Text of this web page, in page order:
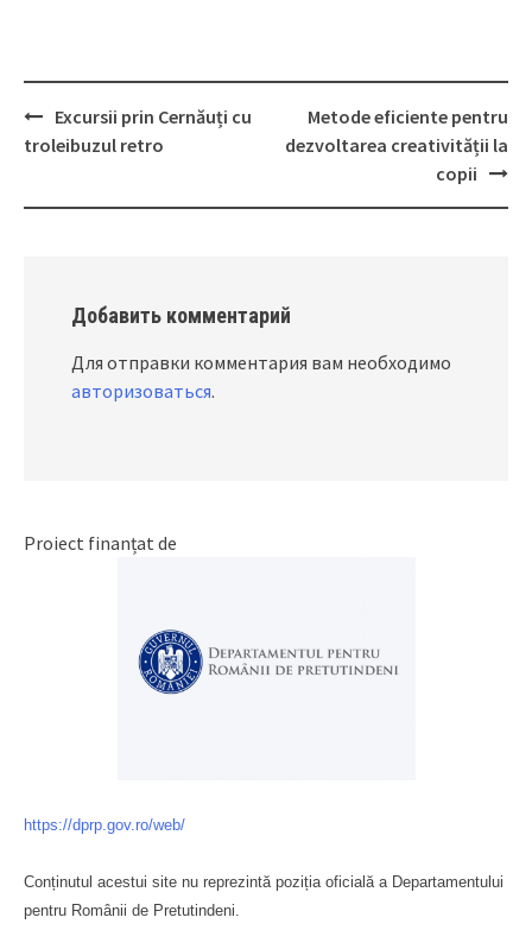
Post
Excursii prin Cernăuți cu
troleibuzul retro
Metode eficiente pentru
dezvoltarea creativității la
copii
Добавить комментарий
Для отправки комментария вам необходимо
авторизоваться.
Proiect finanțat de
https://dprp.gov.ro/web/
Conținutul acestui site nu reprezintă poziția oficială a Departamentului
pentru Românii de Pretutindeni.